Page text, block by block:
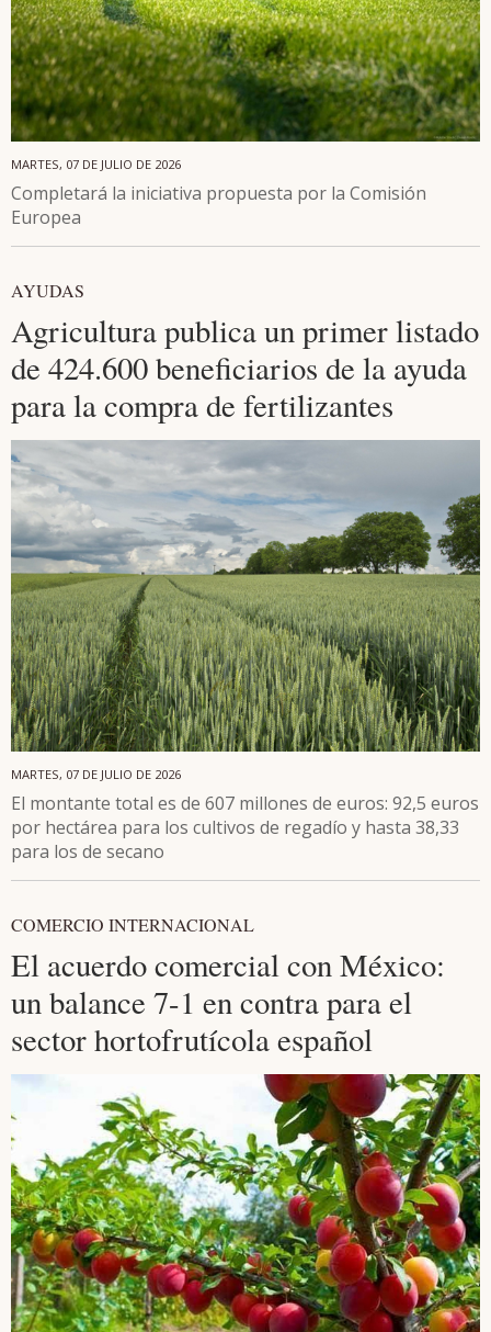
MARTES, 07 DE JULIO DE 2026
Completará la iniciativa propuesta por la Comisión
Europea
AYUDAS
Agricultura publica un primer listado
de 424.600 beneficiarios de la ayuda
para la compra de fertilizantes
MARTES, 07 DE JULIO DE 2026
El montante total es de 607 millones de euros: 92,5 euros
por hectárea para los cultivos de regadío y hasta 38,33
para los de secano
COMERCIO INTERNACIONAL
El acuerdo comercial con México:
un balance 7-1 en contra para el
sector hortofrutícola español